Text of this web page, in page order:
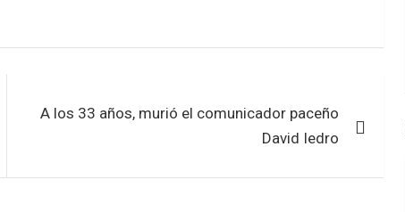
A los 33 años, murió el comunicador paceño
David Iedro